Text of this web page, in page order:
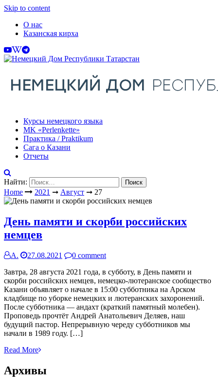
Skip to content
О нас
Казанская кирха
Курсы немецкого языка
МK «Perlenkette»
Практика / Praktikum
Сага о Казани
Отчеты
Найти:
Home
2021 ➞ Август ➞ 27
День памяти и скорби российских
немцев
А. 27.08.2021
0 comment
Завтра, 28 августа 2021 года, в субботу, в День памяти и
скорби российских немцев, немецко-лютеранское сообщество
Казани объявляет о начале в 15:00 субботника на Арском
кладбище по уборке немецких и лютеранских захоронений.
После субботника — андахт (краткий памятный молебен).
Проповедь прочтёт Андрей Анатольевич Деляев, наш
будущий пастор. Непрерывную череду субботников мы
начали в 1989 году. […]
Read More
Архивы